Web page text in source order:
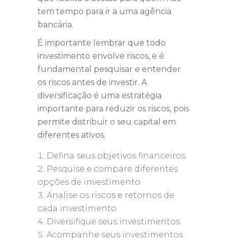
tem tempo para ir a uma agência
bancária.
É importante lembrar que todo
investimento envolve riscos, e é
fundamental pesquisar e entender
os riscos antes de investir. A
diversificação é uma estratégia
importante para reduzir os riscos, pois
permite distribuir o seu capital em
diferentes ativos.
Defina seus objetivos financeiros
Pesquise e compare diferentes
opções de investimento
Analise os riscos e retornos de
cada investimento
Diversifique seus investimentos
Acompanhe seus investimentos